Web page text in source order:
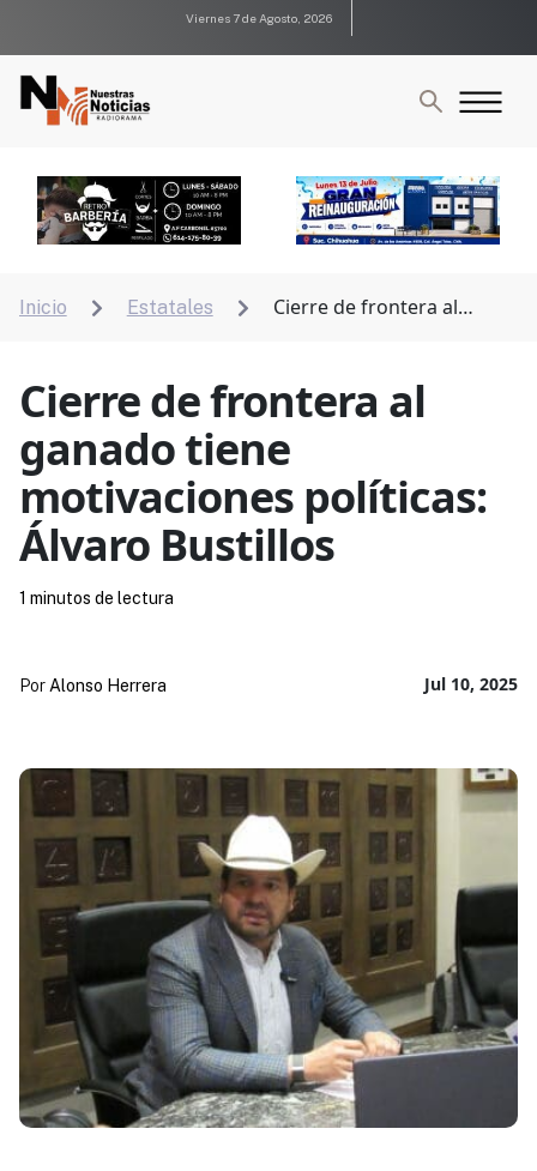
Viernes 7 de Agosto, 2026
Inicio  Estatales 
Cierre de frontera al
Cierre de frontera al
ganado tiene
motivaciones políticas:
Álvaro Bustillos
Jul 10, 2025
Por Alonso Herrera
1 minutos de lectura